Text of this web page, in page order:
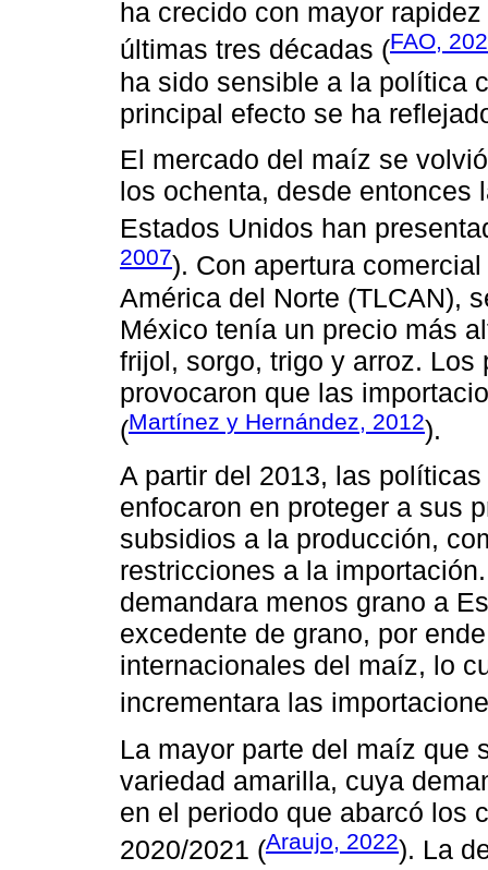
ha crecido con mayor
últimas tres décadas (FAO,
ha sido sensible a la política
principal efecto se ha
El mercado del maíz se
los ochenta, desde entonces
Estados Unidos han
2007). Con apertura
América del Norte (TLCAN),
México tenía un precio más
frijol, sorgo, trigo y arroz.
provocaron que las
(Martínez y Hernández, 2012).
A partir del 2013, las
enfocaron en proteger a sus
subsidios a la producción,
restricciones a la
demandara menos grano a
excedente de grano, por
internacionales del maíz, lo
incrementara las
La mayor parte del maíz que
variedad amarilla, cuya
en el periodo que abarcó los
2020/2021 (Araujo, 2022). La